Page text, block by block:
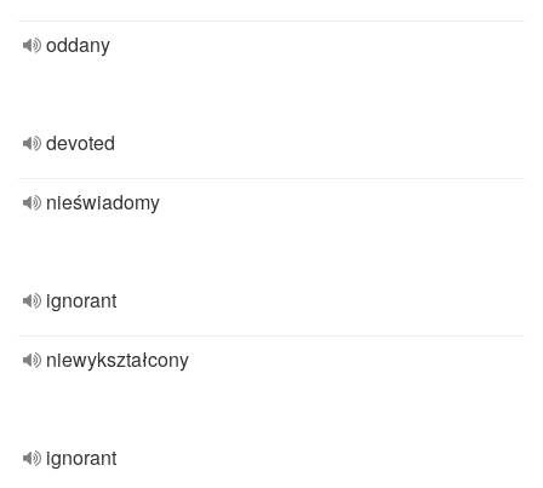
oddany
devoted
nieświadomy
ignorant
niewykształcony
ignorant